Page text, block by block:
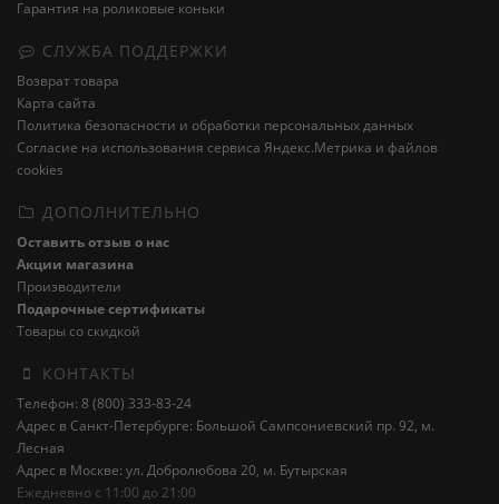
Гарантия на роликовые коньки
СЛУЖБА ПОДДЕРЖКИ
Возврат товара
Карта сайта
Политика безопасности и обработки персональных данных
Cогласие на использования сервиса Яндекс.Метрика и файлов
cookies
ДОПОЛНИТЕЛЬНО
Оставить отзыв о нас
Акции магазина
Производители
Подарочные сертификаты
Товары со скидкой
КОНТАКТЫ
Телефон: 8 (800) 333-83-24
Адрес в Санкт-Петербурге: Большой Сампсониевский пр. 92, м.
Лесная
Адрес в Москве: ул. Добролюбова 20, м. Бутырская
Ежедневно с 11:00 до 21:00